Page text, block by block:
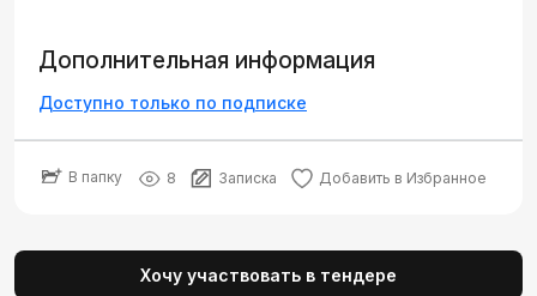
Дополнительная информация
Доступно только по подписке
В папку 8 Записка Добавить в Избранное
Хочу участвовать в тендере